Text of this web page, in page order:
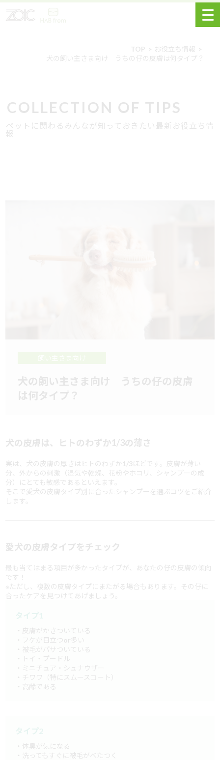
TOP
お役立ち情報
犬の飼い主さま向け うちの仔の皮膚は何タイプ？
COLLECTION OF TIPS
ペットに関わるみんなが知っておきたい最新お役立ち情
報
犬の皮膚は、ヒトのわずか1/3の薄さ
実は、犬の皮膚の厚さはヒトのわずか1/3ほどです。皮膚が薄い
分、外からの刺激（湿気や乾燥、花粉やホコリ、シャンプーの成
分）にとても敏感であるといえます。
そこで愛犬の皮膚タイプ別に合ったシャンプーを選ぶコツをご紹介
します。
愛犬の皮膚タイプをチェック
最も当てはまる項目が多かったタイプが、あなたの仔の皮膚の傾向
です！
※ただし、複数の皮膚タイプにまたがる場合もあります。その仔に
合ったケアを見つけてあげましょう。
・皮膚がかさついている
・フケが目立つor多い
・被毛がパサついている
・トイ・プードル
・ミニチュア・シュナウザー
・チワワ（特にスムースコート）
・高齢である
・体臭が気になる
・洗ってもすぐに被毛がべたつく